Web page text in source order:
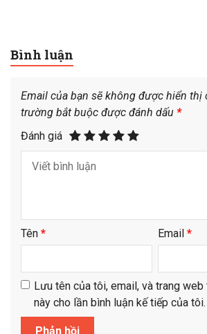
Bình luận
Email của bạn sẽ không được hiển thị
trường bắt buộc được đánh dấu *
Đánh giá
Tên * Email *
Lưu tên của tôi, email, và trang
này cho lần bình luận kế tiếp của tôi.